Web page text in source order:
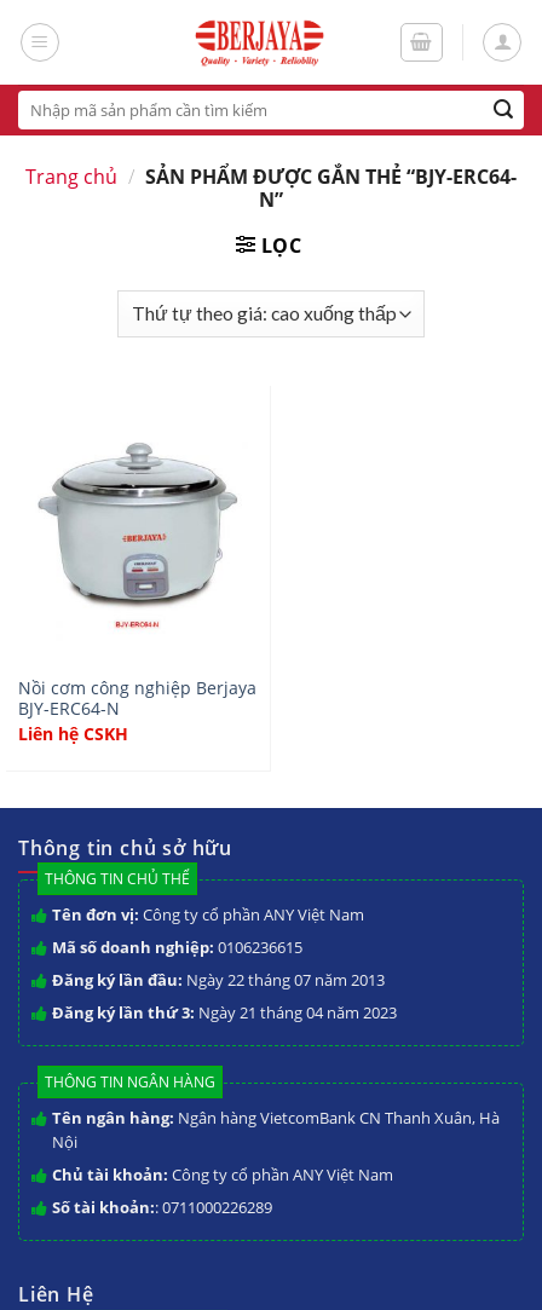
Tìm
kiếm:
Trang chủ / SẢN PHẨM ĐƯỢC GẮN THẺ “BJY-ERC64-
N”
LỌC
Nồi cơm công nghiệp Berjaya
BJY-ERC64-N
Liên hệ CSKH
Thông tin chủ sở hữu
THÔNG TIN CHỦ THỂ
Tên đơn vị: Công ty cổ phần ANY Việt Nam
Mã số doanh nghiệp: 0106236615
Đăng ký lần đầu: Ngày 22 tháng 07 năm 2013
Đăng ký lần thứ 3: Ngày 21 tháng 04 năm 2023
THÔNG TIN NGÂN HÀNG
Tên ngân hàng: Ngân hàng VietcomBank CN Thanh Xuân, Hà
Nội
Chủ tài khoản: Công ty cổ phần ANY Việt Nam
Số tài khoản:: 0711000226289
Liên Hệ